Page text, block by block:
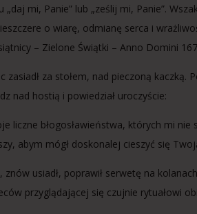
mi, Panie” lub „ześlij mi, Panie”.
o wiarę, odmianę serca i
– Zielone Świątki – Anno Domini
za stołem, nad pieczoną kaczką.
nad hostią i powiedział uroczyście:
liczne błogosławieństwa, których mi
abym mógł doskonalej cieszyć się
znów usiadł, poprawił serwetę na
przyglądającej się czujnie rytuałowi